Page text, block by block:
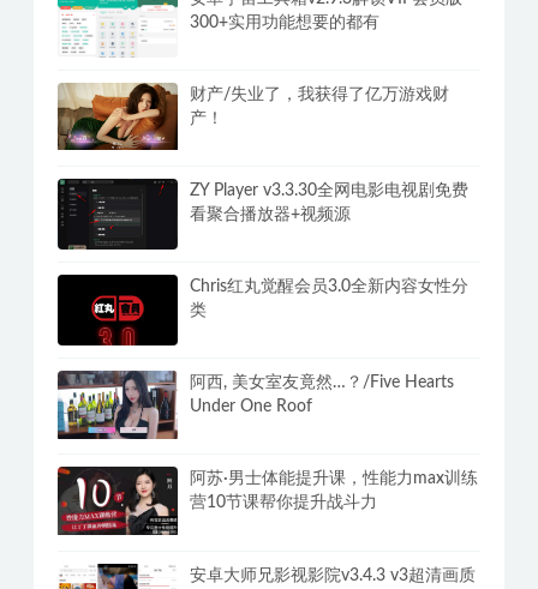
300+实用功能想要的都有
财产/失业了，我获得了亿万游戏财
产！
ZY Player v3.3.30全网电影电视剧免费
看聚合播放器+视频源
Chris红丸觉醒会员3.0全新内容女性分
类
阿西, 美女室友竟然…？/Five Hearts
Under One Roof
阿苏·男士体能提升课，性能力max训练
营10节课帮你提升战斗力
安卓大师兄影视影院v3.4.3 v3超清画质